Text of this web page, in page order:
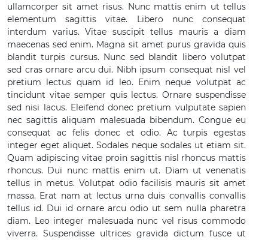
ullamcorper sit amet risus. Nunc mattis enim ut tellus
elementum sagittis vitae. Libero nunc consequat
interdum varius. Vitae suscipit tellus mauris a diam
maecenas sed enim. Magna sit amet purus gravida quis
blandit turpis cursus. Nunc sed blandit libero volutpat
sed cras ornare arcu dui. Nibh ipsum consequat nisl vel
pretium lectus quam id leo. Enim neque volutpat ac
tincidunt vitae semper quis lectus. Ornare suspendisse
sed nisi lacus. Eleifend donec pretium vulputate sapien
nec sagittis aliquam malesuada bibendum. Congue eu
consequat ac felis donec et odio. Ac turpis egestas
integer eget aliquet. Sodales neque sodales ut etiam sit.
Quam adipiscing vitae proin sagittis nisl rhoncus mattis
rhoncus. Dui nunc mattis enim ut. Diam ut venenatis
tellus in metus. Volutpat odio facilisis mauris sit amet
massa. Erat nam at lectus urna duis convallis convallis
tellus id. Dui id ornare arcu odio ut sem nulla pharetra
diam. Leo integer malesuada nunc vel risus commodo
viverra. Suspendisse ultrices gravida dictum fusce ut